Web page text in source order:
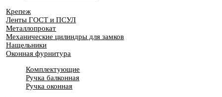
Крепеж
Ленты ГОСТ и ПСУЛ
Металлопрокат
Механические цилиндры для замков
Нащельники
Оконная фурнитура
Комплектующие
Ручка балконная
Ручка оконная